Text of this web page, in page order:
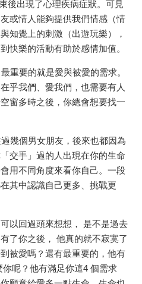
後出現了心理疾病症狀。可見
或情人能夠提供我們情感（情
知覺上的刺激（出遊玩樂），
快樂的活動有助於感情加值。
重要的就是愛與被愛的需求。
乎我們、愛我們，也需要有人
窗多時之後，你總會想要找一
幾個男女朋友，後來也都因為
交手」過的人出現在你的生命
用不同角度來看你自己。一段
其中認識自己更多、挑戰更
以回過頭來想想， 是不是過去
了你之後， 他真的就不寂寞了
被愛嗎？還有最重要的，他有
呢？他有滿足你這4 個需求